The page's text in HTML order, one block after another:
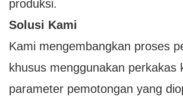
produksi.
Solusi Kami
Kami mengembangkan proses
khusus menggunakan perkakas
parameter pemotongan yang